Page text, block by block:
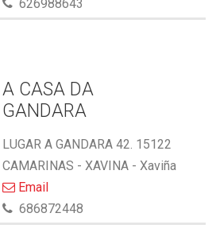
626988643
A CASA DA
GANDARA
LUGAR A GANDARA 42. 15122
CAMARINAS - XAVINA - Xaviña
Email
686872448